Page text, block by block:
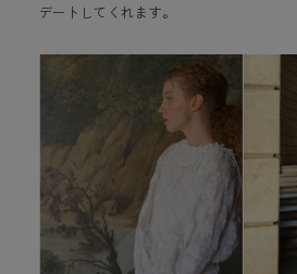
デートしてくれます。